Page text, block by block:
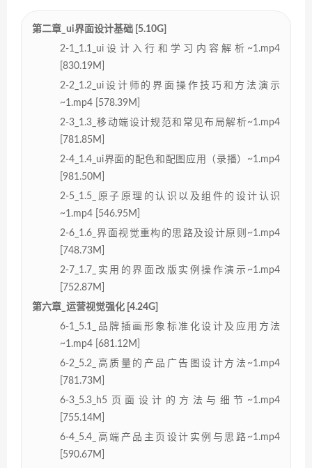
第二章_ui界面设计基础 [5.10G]
2-1_1.1_ui设计入行和学习内容解析~1.mp4
[830.19M]
2-2_1.2_ui设计师的界面操作技巧和方法演示
~1.mp4 [578.39M]
2-3_1.3_移动端设计规范和常见布局解析~1.mp4
[781.85M]
2-4_1.4_ui界面的配色和配图应用（录播）~1.mp4
[981.50M]
2-5_1.5_原子原理的认识以及组件的设计认识
~1.mp4 [546.95M]
2-6_1.6_界面视觉重构的思路及设计原则~1.mp4
[748.73M]
2-7_1.7_实用的界面改版实例操作演示~1.mp4
[752.87M]
第六章_运营视觉强化 [4.24G]
6-1_5.1_品牌插画形象标准化设计及应用方法
~1.mp4 [681.12M]
6-2_5.2_高质量的产品广告图设计方法~1.mp4
[781.73M]
6-3_5.3_h5页面设计的方法与细节~1.mp4
[755.14M]
6-4_5.4_高端产品主页设计实例与思路~1.mp4
[590.67M]